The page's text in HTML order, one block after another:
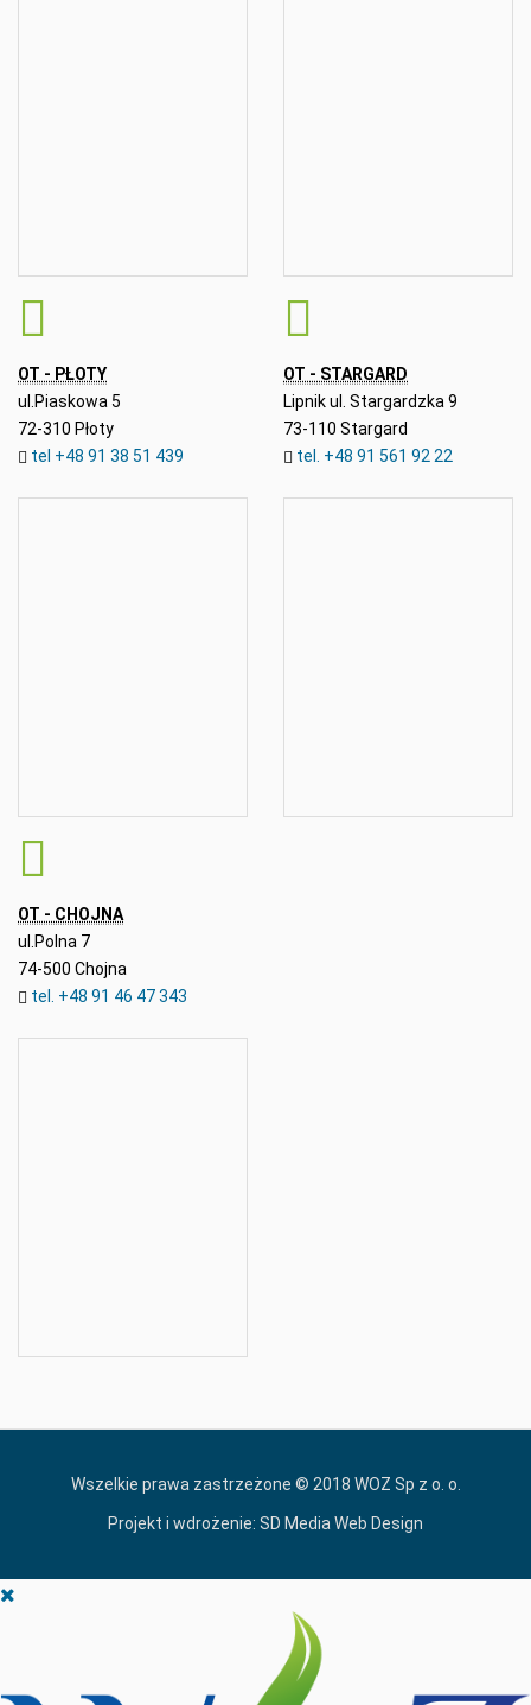
OT - PŁOTY
ul.Piaskowa 5
72-310 Płoty
tel +48 91 38 51 439
OT - STARGARD
Lipnik ul. Stargardzka 9
73-110 Stargard
tel. +48 91 561 92 22
OT - CHOJNA
ul.Polna 7
74-500 Chojna
tel. +48 91 46 47 343
Wszelkie prawa zastrzeżone © 2018 WOZ Sp z o. o.
Projekt i wdrożenie: SD Media Web Design